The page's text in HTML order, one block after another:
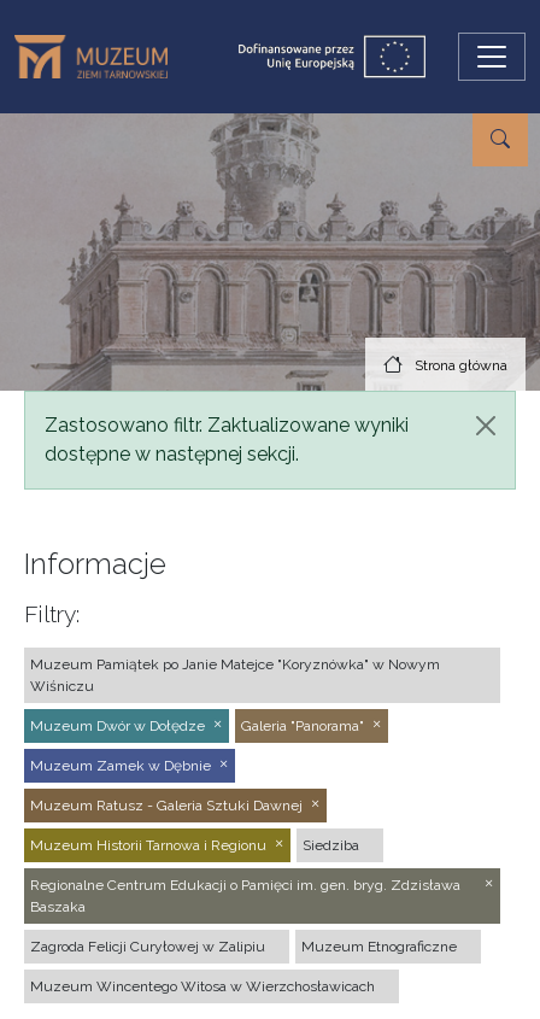
Strona główna
Komunikat
Zastosowano filtr. Zaktualizowane wyniki
dostępne w następnej sekcji.
Informacje
Filtry:
Muzeum Pamiątek po Janie Matejce "Koryznówka" w Nowym
Wiśniczu
Muzeum Dwór w Dołędze Galeria "Panorama"
Muzeum Zamek w Dębnie
Muzeum Ratusz - Galeria Sztuki Dawnej
Muzeum Historii Tarnowa i Regionu Siedziba
Regionalne Centrum Edukacji o Pamięci im. gen. bryg. Zdzisława
Baszaka
Zagroda Felicji Curyłowej w Zalipiu Muzeum Etnograficzne
Muzeum Wincentego Witosa w Wierzchosławicach